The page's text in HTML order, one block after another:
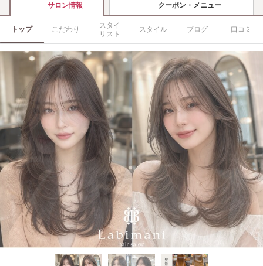
サロン情報 クーポン・メニュー
トップ こだわり
スタイ
リスト
スタイル ブログ 口コミ